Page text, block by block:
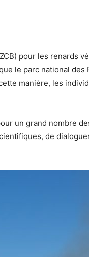
pour les renards
le parc national des
manière, les
un grand nombre
de